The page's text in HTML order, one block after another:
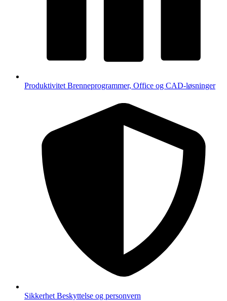
Produktivitet Brenneprogrammer, Office og CAD-løsninger
Sikkerhet Beskyttelse og personvern